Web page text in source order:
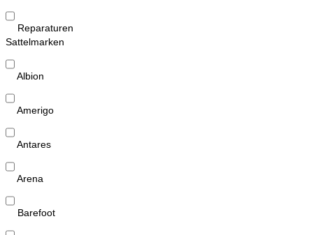
Reparaturen
Sattelmarken
Albion
Amerigo
Antares
Arena
Barefoot